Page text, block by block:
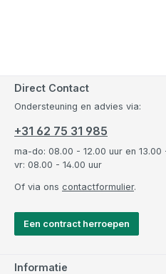
Direct Contact
Ondersteuning en advies via:
+31 62 75 31 985
ma-do: 08.00 - 12.00 uur en 13.00
vr: 08.00 - 14.00 uur
Of via ons contactformulier.
Een contract herroepen
Informatie